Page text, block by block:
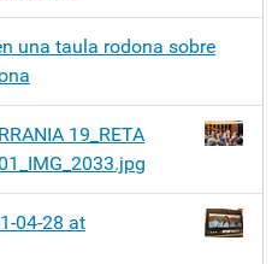
una taula rodona sobre
19_RETA
04-28 at